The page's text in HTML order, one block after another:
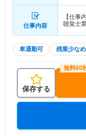
仕事内容
【仕事
聴覚士
車通勤可 残業少なめ
保存する